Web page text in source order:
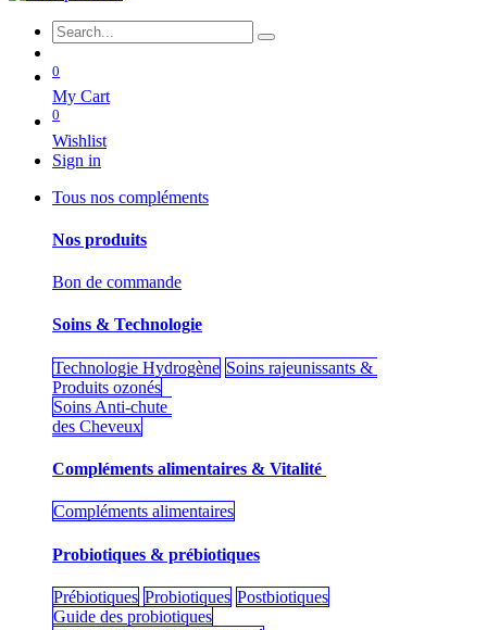
0
My Cart
0
Wishlist
Sign in
Tous nos compléments
Nos produits
Bon de commande
Soins & Technologie
Technologie Hydrogène Soins rajeunissants &
Produits ozonés
Soins Anti-chute
des Cheveux
Compléments alimentaires & Vitalité
Compléments alimentaires
Probiotiques & prébiotiques
Prébiotiques Probiotiques Postbiotiques
Guide des probiotiques